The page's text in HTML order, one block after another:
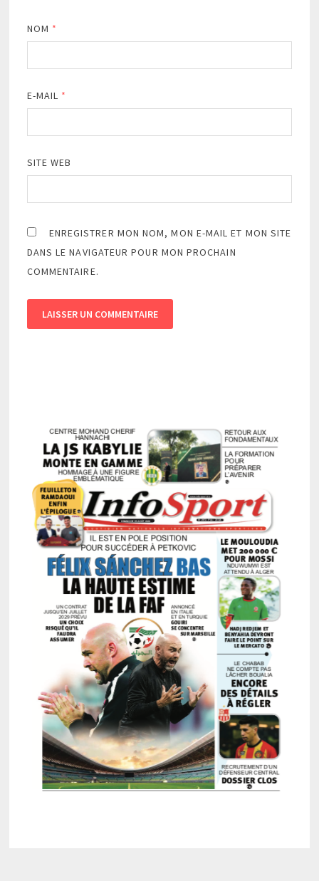
NOM *
E-MAIL *
SITE WEB
ENREGISTRER MON NOM, MON E-MAIL ET MON SITE
DANS LE NAVIGATEUR POUR MON PROCHAIN
COMMENTAIRE.